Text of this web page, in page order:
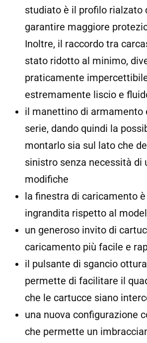
studiato è il profilo rialzato
garantire maggiore
Inoltre, il raccordo tra
stato ridotto al minimo,
praticamente
estremamente liscio e
il manettino di armamento
serie, dando quindi la
montarlo sia sul lato che
sinistro senza necessità di
modifiche
la finestra di caricamento
ingrandita rispetto al
un generoso invito di
caricamento più facile e
il pulsante di sgancio
permette di facilitare il
che le cartucce siano
una nuova configurazione
che permette un